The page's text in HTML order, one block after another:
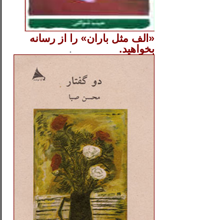
«الف مثل باران» را از رسانه
بخواهید.
.